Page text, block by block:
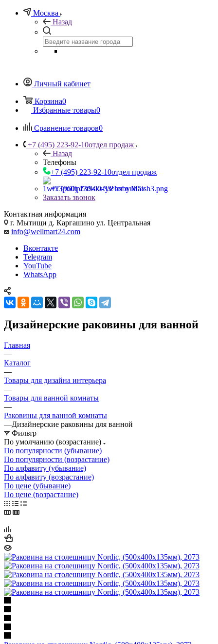
Москва
Назад
Личный кабинет
Корзина0
Избранные товары0
Сравнение товаров0
+7 (495) 223-92-10отдел продаж
Назад
Телефоны
+7 (495) 223-92-10отдел продаж
+7 (960) 230-00-33Чат в Max
Заказать звонок
Контактная информация
г. Мытищи д. Каргашино ул. Центральная
info@wellmart24.com
Вконтакте
Telegram
YouTube
WhatsApp
Дизайнерские раковины для ванной
Главная
—
Каталог
—
Товары для дизайна интерьера
—
Товары для ванной комнаты
—
Раковины для ванной комнаты
—Дизайнерские раковины для ванной
Фильтр
По умолчанию (возрастание)
По популярности (убывание)
По популярности (возрастание)
По алфавиту (убывание)
По алфавиту (возрастание)
По цене (убывание)
По цене (возрастание)